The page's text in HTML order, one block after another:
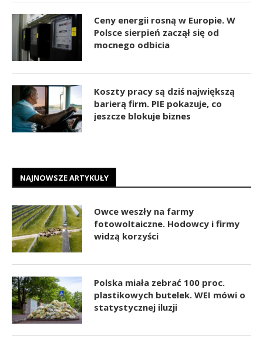
Ceny energii rosną w Europie. W
Polsce sierpień zaczął się od
mocnego odbicia
Koszty pracy są dziś największą
barierą firm. PIE pokazuje, co
jeszcze blokuje biznes
NAJNOWSZE ARTYKUŁY
Owce weszły na farmy
fotowoltaiczne. Hodowcy i firmy
widzą korzyści
Polska miała zebrać 100 proc.
plastikowych butelek. WEI mówi o
statystycznej iluzji